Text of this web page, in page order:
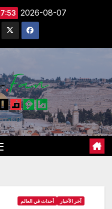
2026-08-07 7:53 م
آخر الأخبار أحداث في العالم